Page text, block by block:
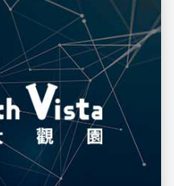
儲存